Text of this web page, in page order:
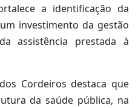
a identificação da
investimento da gestão
assistência prestada à
Cordeiros destaca que
da saúde pública, na